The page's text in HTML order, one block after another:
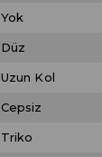
Yok
Düz
Uzun Kol
Cepsiz
Triko